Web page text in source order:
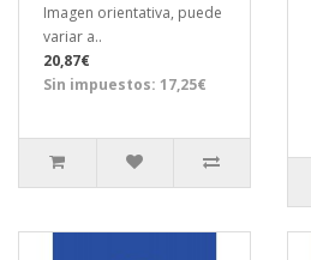
Imagen orientativa, puede
variar a..
20,87€
Sin impuestos: 17,25€